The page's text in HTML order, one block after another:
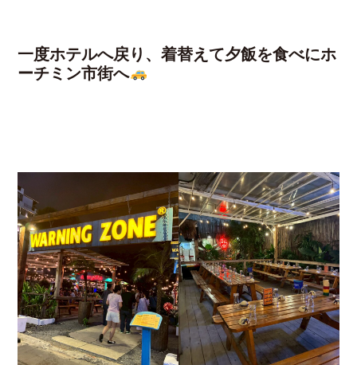
一度ホテルへ戻り、着替えて夕飯を食べにホ
ーチミン市街へ